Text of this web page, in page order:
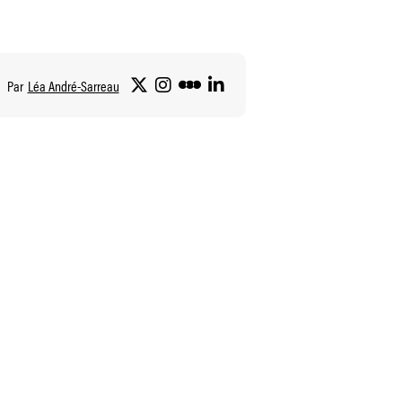
Par Léa André-Sarreau